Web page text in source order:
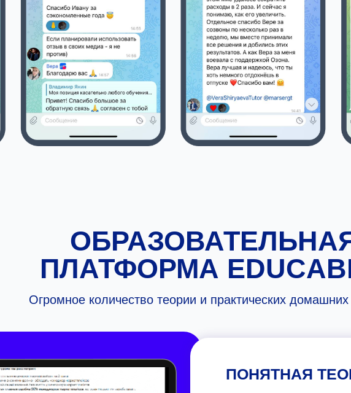
ПЛАТФОРМА
Огромное количество теории и практических
ПОНЯТНАЯ